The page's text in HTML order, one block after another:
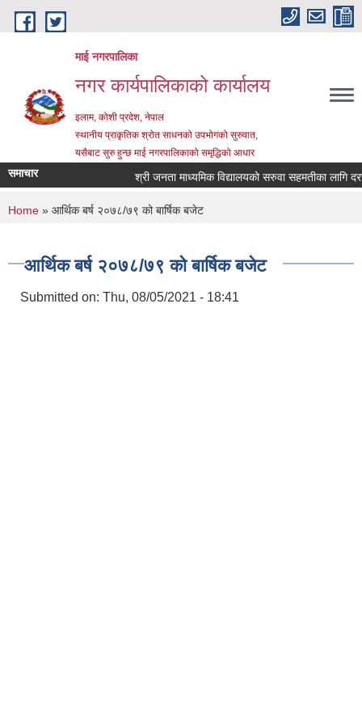
Skip to main content
माई नगरपालिका
नगर कार्यपालिकाको कार्यालय
इलाम, कोशी प्रदेश, नेपाल
स्थानीय प्राकृतिक श्रोत साधनको उपभोगको सुरुवात,
यसैबाट सुरु हुन्छ माई नगरपालिकाको समृद्धिको आधार
समाचार श्री जनता माध्यमिक विद्यालयको सरुवा सहमतीका लागि
You are here
Home » आर्थिक बर्ष २०७८/७९ को बार्षिक बजेट
आर्थिक बर्ष २०७८/७९ को बार्षिक बजेट
Submitted on: Thu, 08/05/2021 - 18:41